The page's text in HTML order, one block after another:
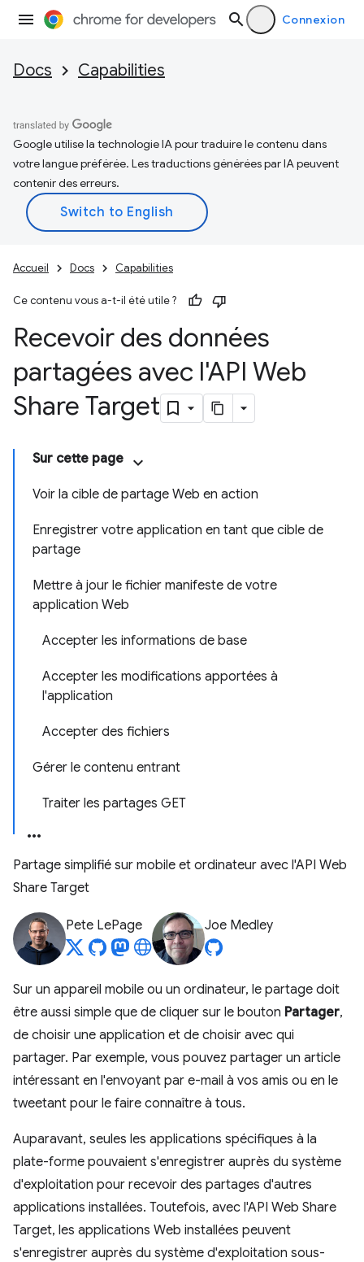
Connexion
Docs Capabilities
Google utilise la technologie IA pour traduire le contenu dans
votre langue préférée. Les traductions générées par IA peuvent
contenir des erreurs.
Accueil Docs Capabilities
Ce contenu vous a-t-il été utile ?
Recevoir des données
partagées avec l'API Web
Share Target
Sur cette page
Voir la cible de partage Web en action
Enregistrer votre application en tant que cible de
partage
Mettre à jour le fichier manifeste de votre
application Web
Accepter les informations de base
Accepter les modifications apportées à
l'application
Accepter des fichiers
Gérer le contenu entrant
Traiter les partages GET
Partage simplifié sur mobile et ordinateur avec l'API Web
Share Target
Pete LePage Joe Medley
Sur un appareil mobile ou un ordinateur, le partage doit
être aussi simple que de cliquer sur le bouton Partager,
de choisir une application et de choisir avec qui
partager. Par exemple, vous pouvez partager un article
intéressant en l'envoyant par e-mail à vos amis ou en le
tweetant pour le faire connaître à tous.
Auparavant, seules les applications spécifiques à la
plate-forme pouvaient s'enregistrer auprès du système
d'exploitation pour recevoir des partages d'autres
applications installées. Toutefois, avec l'API Web Share
Target, les applications Web installées peuvent
s'enregistrer auprès du système d'exploitation sous-